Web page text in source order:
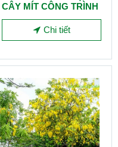
CÂY MÍT CÔNG TRÌNH
Chi tiết